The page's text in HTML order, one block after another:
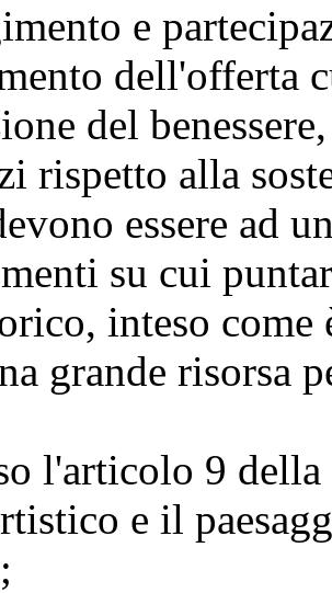
e
dell'offerta
del
rispetto alla
essere ad
su cui
inteso come
grande
l'articolo 9
e il